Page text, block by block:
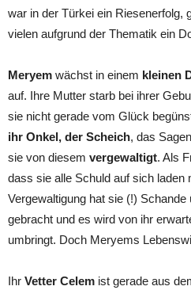
war in der Türkei ein Riesenerfolg,
vielen aufgrund der Thematik ein
Meryem wächst in einem kleinen
auf. Ihre Mutter starb bei ihrer
sie nicht gerade vom Glück
ihr Onkel, der Scheich, das
sie von diesem vergewaltigt. Als
dass sie alle Schuld auf sich laden
Vergewaltigung hat sie (!) Schande
gebracht und es wird von ihr
umbringt. Doch Meryems
Ihr Vetter Celem ist gerade aus